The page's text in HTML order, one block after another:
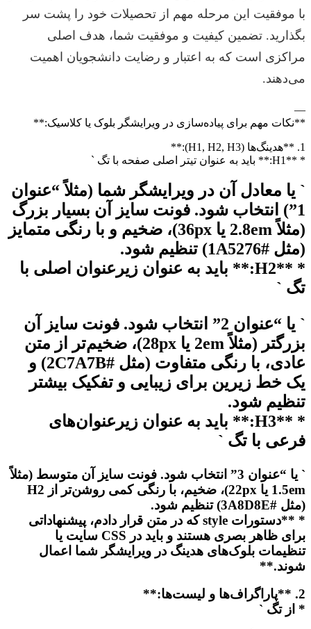
با موفقیت این مرحله مهم از تحصیلات خود را پشت سر
بگذارید. تضمین کیفیت و موفقیت شما، هدف اصلی
مراکزی است که به اعتبار و رضایت دانشجویان اهمیت
می‌دهند.
—
**نکات مهم برای پیاده‌سازی در ویرایشگر بلوک یا کلاسیک:**
1. **هدینگ‌ها (H1, H2, H3):**
* **H1:** باید به عنوان تیتر اصلی صفحه با تگ `
` یا معادل آن در ویرایشگر شما (مثلاً “عنوان
1”) انتخاب شود. فونت سایز آن بسیار بزرگ
(مثلاً 2.8em یا 36px)، ضخیم و با رنگی متمایز
(مثل #1A5276) تنظیم شود.
* **H2:** باید به عنوان زیرعنوان اصلی با
تگ `
` یا “عنوان 2” انتخاب شود. فونت سایز آن
بزرگتر (مثلاً 2em یا 28px)، ضخیم‌تر از متن
عادی، با رنگی متفاوت (مثل #2C7A7B) و
یک خط زیرین برای زیبایی و تفکیک بیشتر
تنظیم شود.
* **H3:** باید به عنوان زیرعنوان‌های
فرعی با تگ `
` یا “عنوان 3” انتخاب شود. فونت سایز آن متوسط (مثلاً
1.5em یا 22px)، ضخیم، با رنگی کمی روشن‌تر از H2
(مثل #3A8D8E) تنظیم شود.
* **دستورات style که در متن قرار دادم، پیشنهاداتی
برای ظاهر بصری هستند و باید در CSS سایت یا
تنظیمات بلوک‌های هدینگ در ویرایشگر شما اعمال
شوند.**
2. **پاراگراف‌ها و لیست‌ها:**
* از تگ `